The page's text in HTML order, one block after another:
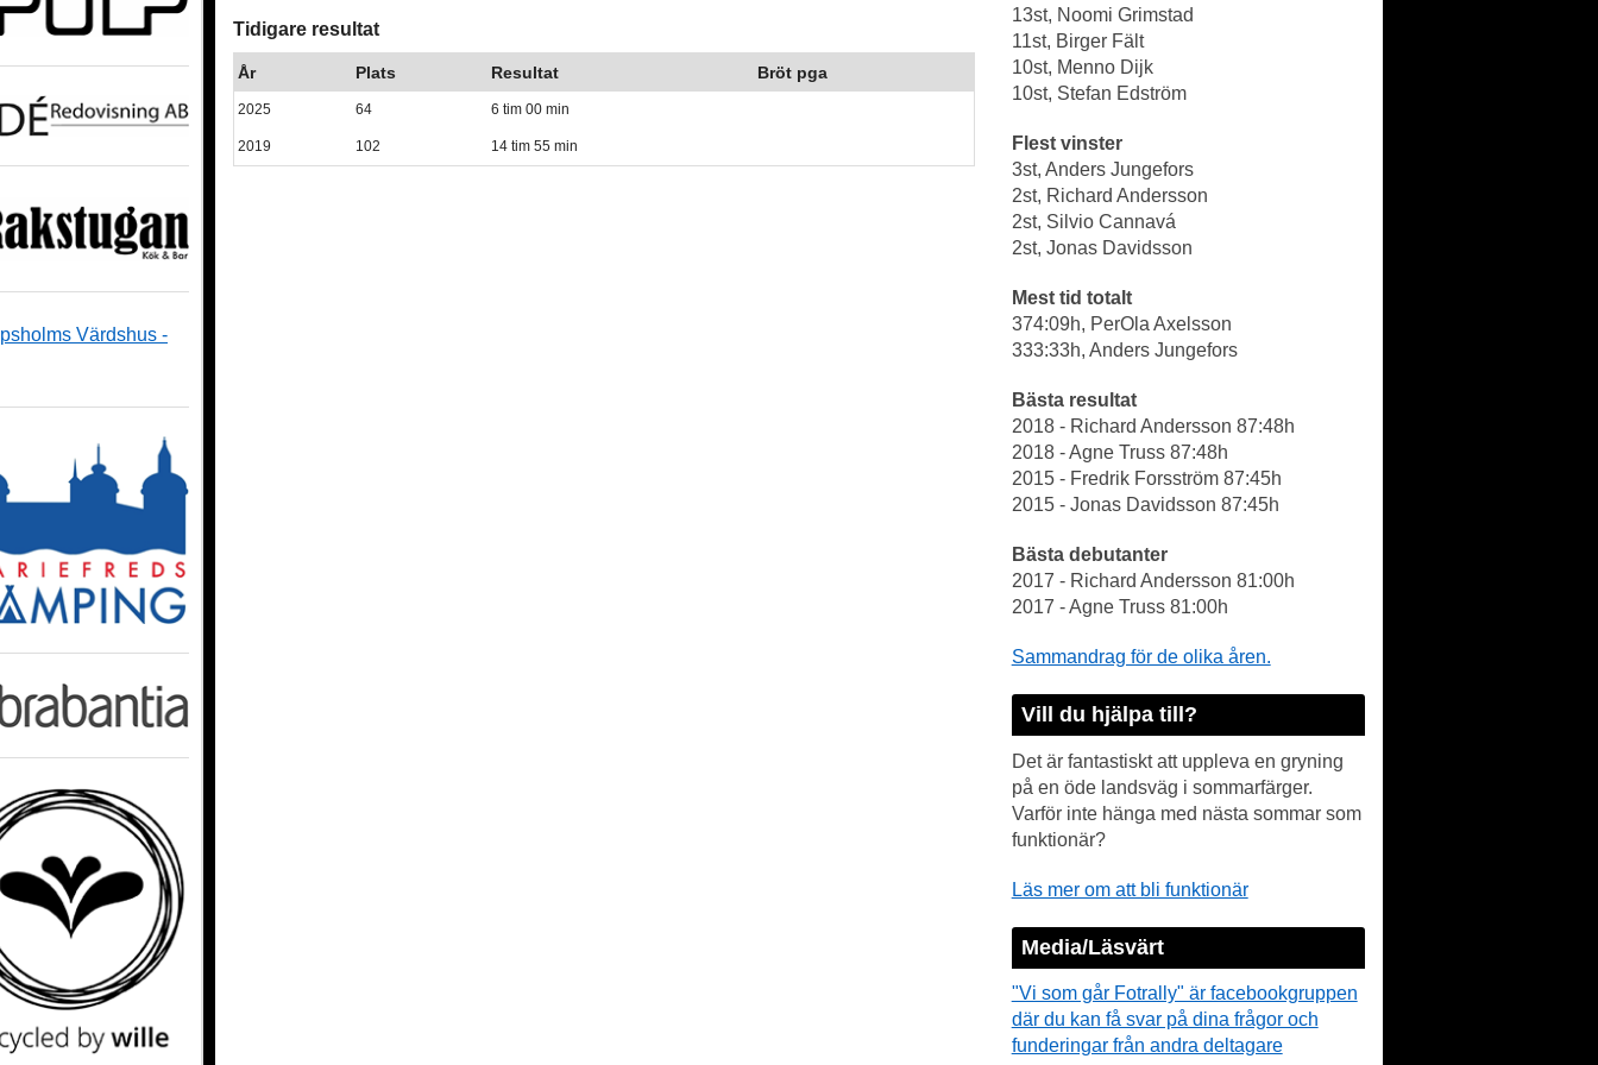
Tidigare resultat
År Plats Resultat Bröt pga
2025 64 6 tim 00 min
2019 102 14 tim 55 min
13st, Noomi Grimstad
11st, Birger Fält
10st, Menno Dijk
10st, Stefan Edström
Flest vinster
3st, Anders Jungefors
2st, Richard Andersson
2st, Silvio Cannavá
2st, Jonas Davidsson
Mest tid totalt
374:09h, PerOla Axelsson
333:33h, Anders Jungefors
Bästa resultat
2018 - Richard Andersson 87:48h
2018 - Agne Truss 87:48h
2015 - Fredrik Forsström 87:45h
2015 - Jonas Davidsson 87:45h
Bästa debutanter
2017 - Richard Andersson 81:00h
2017 - Agne Truss 81:00h
Sammandrag för de olika åren.
Vill du hjälpa till?
Det är fantastiskt att uppleva en gryning
på en öde landsväg i sommarfärger.
Varför inte hänga med nästa sommar som
funktionär?
Läs mer om att bli funktionär
Media/Läsvärt
"Vi som går Fotrally" är facebookgruppen
där du kan få svar på dina frågor och
funderingar från andra deltagare